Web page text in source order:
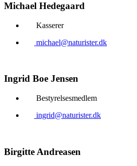
Michael Hedegaard
Kasserer
michael@naturister.dk
Ingrid Boe Jensen
Bestyrelsesmedlem
ingrid@naturister.dk
Birgitte Andreasen